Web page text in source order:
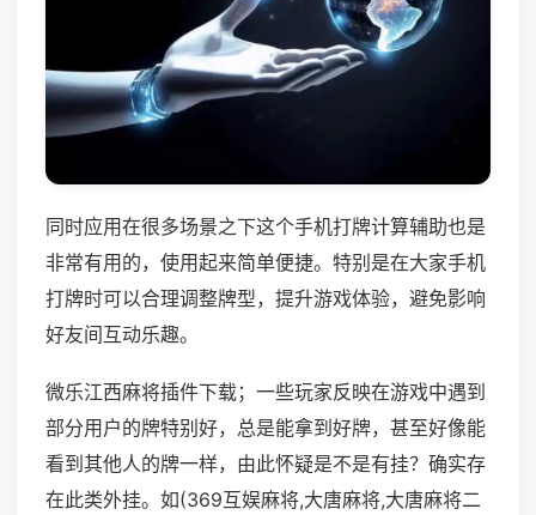
同时应用在很多场景之下这个手机打牌计算辅助也是
非常有用的，使用起来简单便捷。特别是在大家手机
打牌时可以合理调整牌型，提升游戏体验，避免影响
好友间互动乐趣。
微乐江西麻将插件下载；一些玩家反映在游戏中遇到
部分用户的牌特别好，总是能拿到好牌，甚至好像能
看到其他人的牌一样，由此怀疑是不是有挂？确实存
在此类外挂。如(369互娱麻将,大唐麻将,大唐麻将二